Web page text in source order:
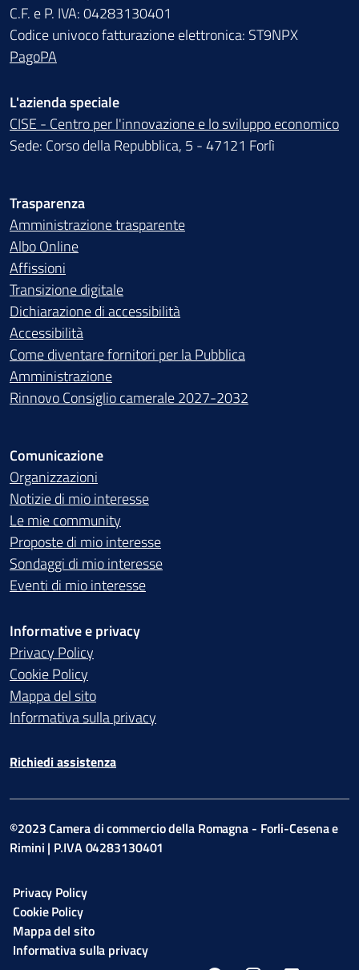
C.F. e P. IVA: 04283130401
Codice univoco fatturazione elettronica: ST9NPX
PagoPA
L'azienda speciale
CISE - Centro per l'innovazione e lo sviluppo economico
Sede: Corso della Repubblica, 5 - 47121 Forlì
Trasparenza
Amministrazione trasparente
Albo Online
Affissioni
Transizione digitale
Dichiarazione di accessibilità
Accessibilità
Come diventare fornitori per la Pubblica
Amministrazione
Rinnovo Consiglio camerale 2027-2032
Comunicazione
Organizzazioni
Notizie di mio interesse
Le mie community
Proposte di mio interesse
Sondaggi di mio interesse
Eventi di mio interesse
Informative e privacy
Privacy Policy
Cookie Policy
Mappa del sito
Informativa sulla privacy
Richiedi assistenza
©2023 Camera di commercio della Romagna - Forli-Cesena e
Rimini | P.IVA 04283130401
Privacy Policy
Cookie Policy
Mappa del sito
Informativa sulla privacy